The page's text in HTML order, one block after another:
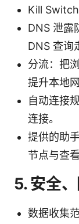
Kill Switch
DNS 泄露
DNS 查询
分流：把
提升本地网
自动连接
连接。
提供的助
节点与查
5. 安全
数据收集